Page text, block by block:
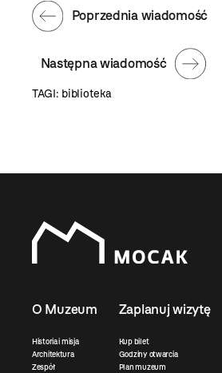
Następna wiadomość
Poprzednia wiadomość
TAGI: biblioteka
O Muzeum
Historia i misja
Architektura
Zespół
Zaplanuj wizytę
Kup bilet
Godziny otwarcia
Plan muzeum